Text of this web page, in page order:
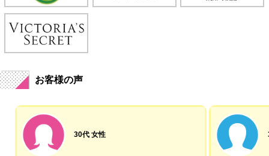
お客様の声
30代 女性